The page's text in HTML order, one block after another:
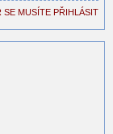
SE MUSÍTE PŘIHLÁSIT